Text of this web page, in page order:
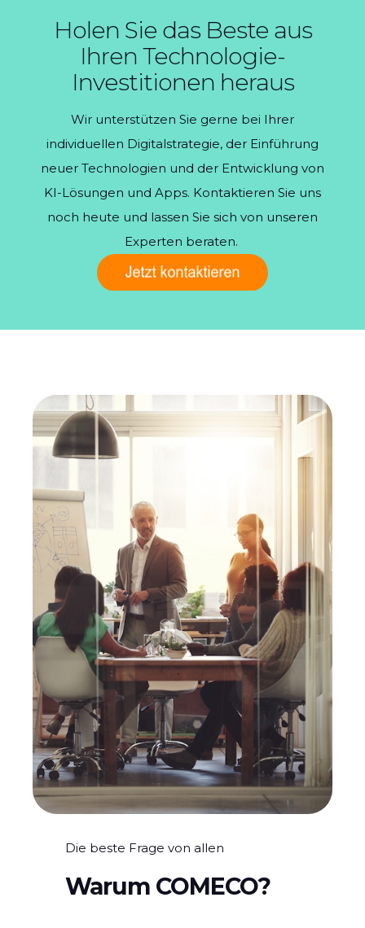
Holen Sie das Beste aus
Ihren Technologie-
Investitionen heraus
Wir unterstützen Sie gerne bei Ihrer
individuellen Digitalstrategie, der Einführung
neuer Technologien und der Entwicklung von
KI-Lösungen und Apps. Kontaktieren Sie uns
noch heute und lassen Sie sich von unseren
Experten beraten.
Die beste Frage von allen
Warum COMECO?